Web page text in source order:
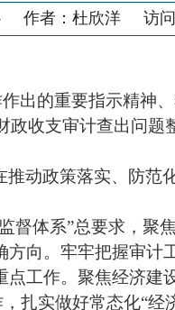
作者： 杜欣洋 访
出的重要指示精神
收支审计查出问
动政策落实、防范
体系”总要求，聚
向。牢牢把握审
工作。聚焦经济建
扎实做好常态化“